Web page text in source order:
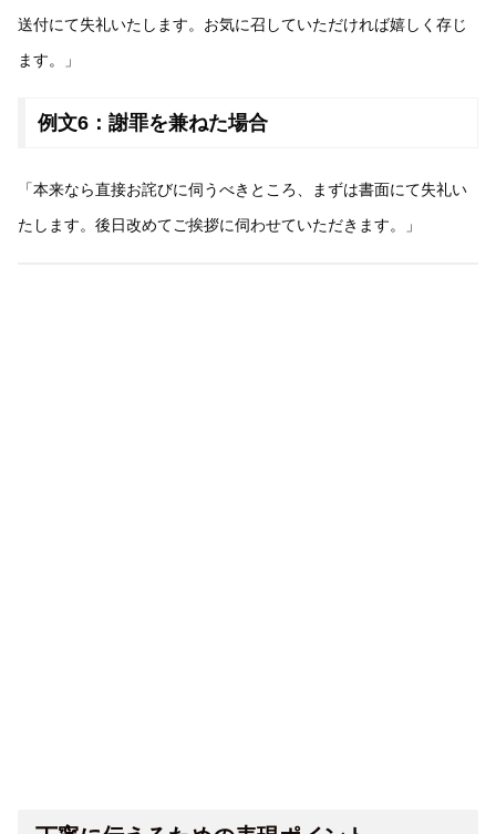
送付にて失礼いたします。お気に召していただければ嬉しく存じ
ます。」
例文6：謝罪を兼ねた場合
「本来なら直接お詫びに伺うべきところ、まずは書面にて失礼い
たします。後日改めてご挨拶に伺わせていただきます。」